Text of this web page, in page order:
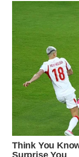
WN
WN
DANAU
TOBA
WN
WN
LANGKAT